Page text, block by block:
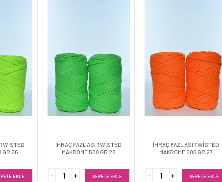
GR 26
EKLE
İHRAÇ FAZLASI TWİSTED
MAKROME 500 GR 28
SEPETE EKLE
İHRAÇ FAZLASI TWİSTED
MAKROME 500 GR 27
SEPETE EKLE